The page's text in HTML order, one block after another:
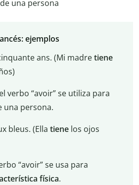
una persona
ejemplos
ans. (Mi madretiene
verbo “avoir” se utiliza para
una persona.
bleus. (Ella tienelos ojos
“avoir” se usa para
física.